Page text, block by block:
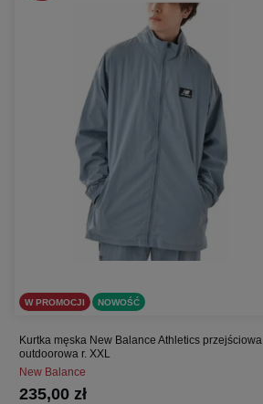
W PROMOCJI NOWOŚĆ
Kurtka męska New Balance Athletics przejściowa
outdoorowa r. XXL
New Balance
235,00 zł